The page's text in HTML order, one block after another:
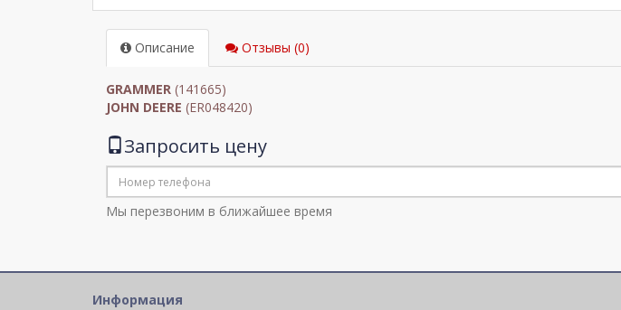
Описание Отзывы (0)
GRAMMER (141665)
JOHN DEERE (ER048420)
Запросить цену
Мы перезвоним в ближайшее время
Информация